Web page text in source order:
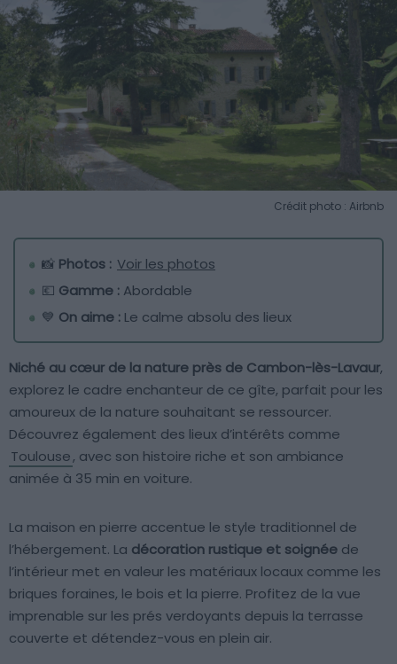
Crédit photo : Airbnb
📸 Photos : Voir les photos
💶 Gamme : Abordable
💙 On aime : Le calme absolu des lieux
Niché au cœur de la nature près de Cambon-lès-Lavaur,
explorez le cadre enchanteur de ce gîte, parfait pour les
amoureux de la nature souhaitant se ressourcer.
Découvrez également des lieux d’intérêts comme
Toulouse, avec son histoire riche et son ambiance
animée à 35 min en voiture.
La maison en pierre accentue le style traditionnel de
l’hébergement. La décoration rustique et soignée de
l’intérieur met en valeur les matériaux locaux comme les
briques foraines, le bois et la pierre. Profitez de la vue
imprenable sur les prés verdoyants depuis la terrasse
couverte et détendez-vous en plein air.